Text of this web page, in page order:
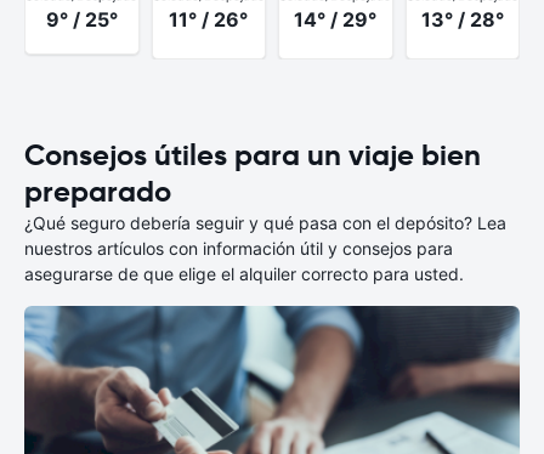
9° / 25° 11° / 26° 14° / 29° 13° / 28°
Consejos útiles para un viaje bien
preparado
¿Qué seguro debería seguir y qué pasa con el depósito? Lea
nuestros artículos con información útil y consejos para
asegurarse de que elige el alquiler correcto para usted.